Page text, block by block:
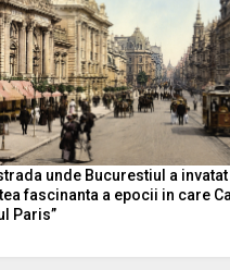
unde Bucurestiul a invatat
fascinanta a epocii in care
Paris”